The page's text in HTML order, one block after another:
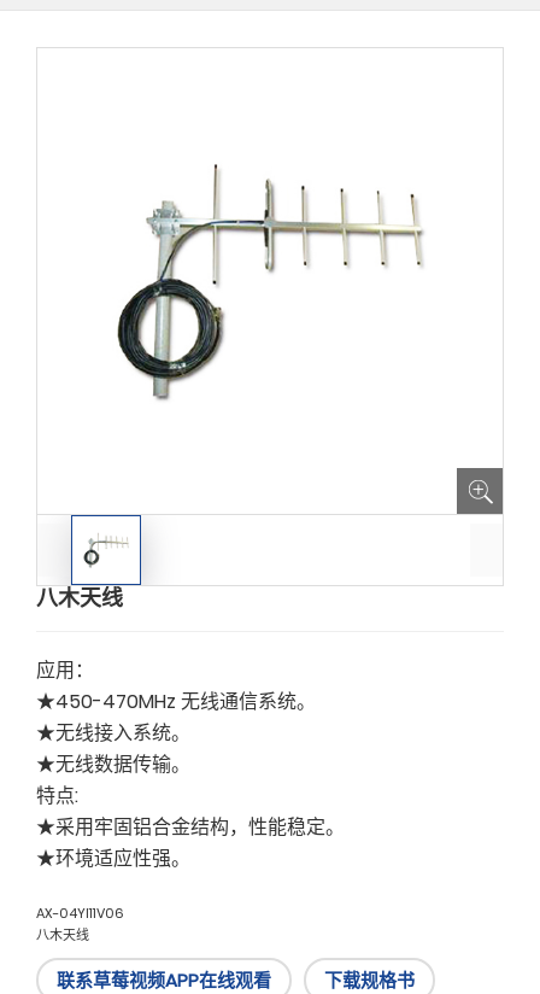
八木天线
应用：
★450-470MHz 无线通信系统。
★无线接入系统。
★无线数据传输。
特点:
★采用牢固铝合金结构，性能稳定。
★环境适应性强。
AX-04YI11V06
八木天线
联系草莓视频APP在线观看 下载规格书